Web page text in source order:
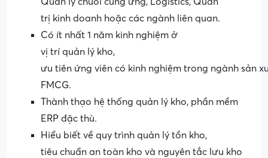
trị kinh doanh hoặc các ngành liên quan.
Có ít nhất 1 năm kinh nghiệm ở
vị trí quản lý kho,
ưu tiên ứng viên có kinh nghiệm trong ngành sản
FMCG.
Thành thạo hệ thống quản lý kho, phần mềm
ERP đặc thù.
Hiểu biết về quy trình quản lý tồn kho,
tiêu chuẩn an toàn kho và nguyên tắc lưu kho